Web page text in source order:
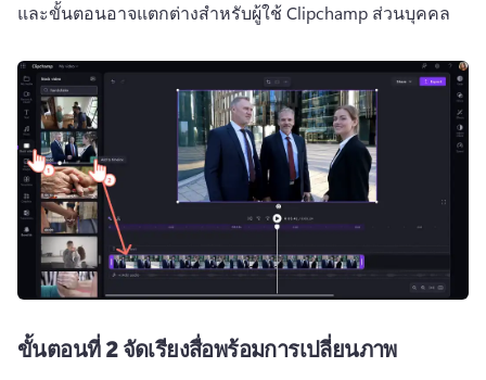
และขั้นตอนอาจแตกต่างสำหรับผู้ใช้ Clipchamp ส่วนบุคคล
ขั้นตอนที่ 2จัดเรียงสื่อพร้อมการเปลี่ยนภาพ